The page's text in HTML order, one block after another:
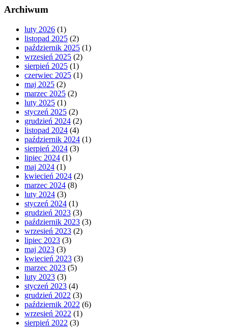
Archiwum
luty 2026 (1)
listopad 2025 (2)
październik 2025 (1)
wrzesień 2025 (2)
sierpień 2025 (1)
czerwiec 2025 (1)
maj 2025 (2)
marzec 2025 (2)
luty 2025 (1)
styczeń 2025 (2)
grudzień 2024 (2)
listopad 2024 (4)
październik 2024 (1)
sierpień 2024 (3)
lipiec 2024 (1)
maj 2024 (1)
kwiecień 2024 (2)
marzec 2024 (8)
luty 2024 (3)
styczeń 2024 (1)
grudzień 2023 (3)
październik 2023 (3)
wrzesień 2023 (2)
lipiec 2023 (3)
maj 2023 (3)
kwiecień 2023 (3)
marzec 2023 (5)
luty 2023 (3)
styczeń 2023 (4)
grudzień 2022 (3)
październik 2022 (6)
wrzesień 2022 (1)
sierpień 2022 (3)